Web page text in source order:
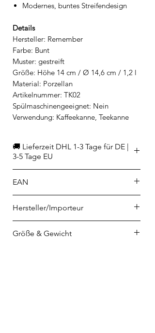
Modernes, buntes Streifendesign
Details
Hersteller: Remember
Farbe: Bunt
Muster: gestreift
Größe: Höhe 14 cm / Ø 14,6 cm / 1,2 l
Material: Porzellan
Artikelnummer: TK02
Spülmaschinengeeignet: Nein
Verwendung: Kaffeekanne, Teekanne
🚚 Lieferzeit DHL 1-3 Tage für DE |
3-5 Tage EU
EAN
Hersteller/Importeur
Nauenweg 42e
Größe & Gewicht